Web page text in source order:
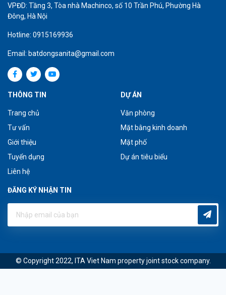
VPĐD: Tầng 3, Tòa nhà Machinco, số 10 Trần Phú, Phường Hà
Đông, Hà Nội
Hotline: 0915169936
Email: batdongsanita@gmail.com
THÔNG TIN
Trang chủ
Tư vấn
Giới thiệu
Tuyển dụng
Liên hệ
DỰ ÁN
Văn phòng
Mặt bằng kinh doanh
Mặt phố
Dự án tiêu biểu
ĐĂNG KÝ NHẬN TIN
© Copyright 2022, ITA Viet Nam property joint stock company.